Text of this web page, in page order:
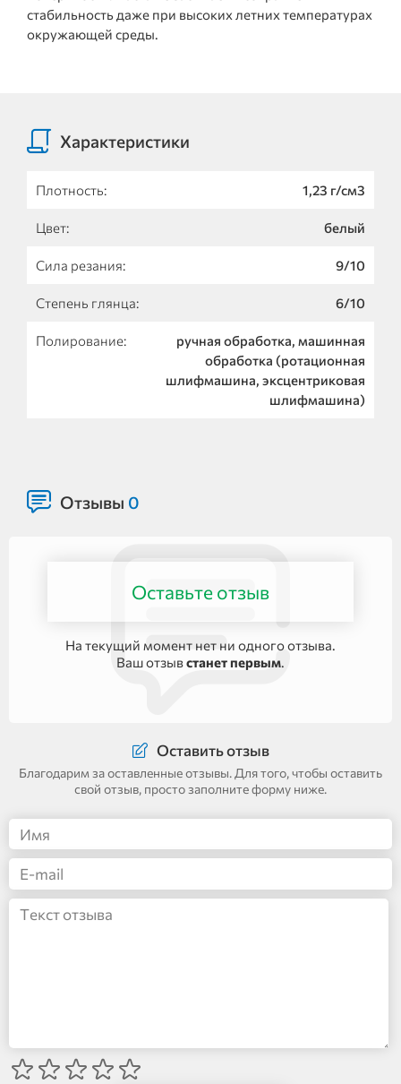
стабильность даже при высоких летних температурах
окружающей среды.
Характеристики
Плотность: 1,23 г/см3
Цвет: белый
Сила резания: 9/10
Степень глянца: 6/10
Полирование:
ручная обработка, машинная
обработка (ротационная
шлифмашина, эксцентриковая
шлифмашина)
Отзывы 0
Оставьте отзыв
На текущий момент нет ни одного отзыва.
Ваш отзывстанет первым.
Оставить отзыв
Благодарим за оставленные отзывы. Для того, чтобы оставить
свой отзыв, просто заполните форму ниже.